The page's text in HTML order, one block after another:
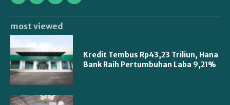
most viewed
Kredit Tembus Rp43,23 Triliun, Hana
Bank Raih Pertumbuhan Laba 9,21%